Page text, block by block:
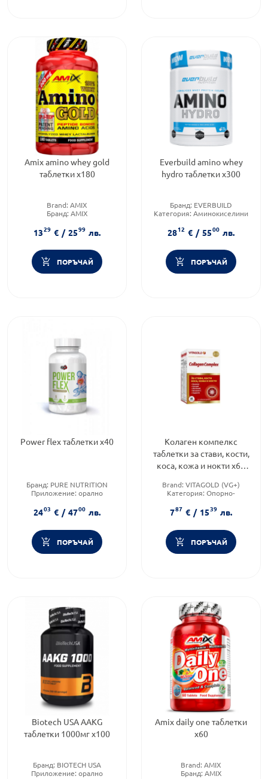
Amix amino whey gold
таблетки х180
Brand: AMIX
Бранд: AMIX
1329 € / 2599 лв.
ПОРЪЧАЙ
Everbuild amino whey
hydro таблетки х300
Бранд: EVERBUILD
Категория: Аминокиселини
2812 € / 5500 лв.
ПОРЪЧАЙ
Power flex таблетки х40
Бранд: PURE NUTRITION
Приложение: орално
2403 € / 4700 лв.
ПОРЪЧАЙ
Колаген компелкс
таблетки за стави, кости,
коса, кожа и нокти х60
Brand: VITAGOLD (VG+)
Категория: Опорно-
Форма на продукта: таблетки
787 € / 1539 лв.
ПОРЪЧАЙ
Biotech USA AAKG
таблетки 1000мг х100
Бранд: BIOTECH USA
Приложение: орално
Amix daily one таблетки
х60
Brand: AMIX
Бранд: AMIX